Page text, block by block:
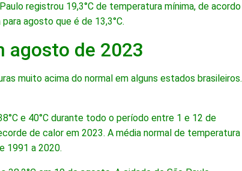
registrou 19,3°C de temperatura mínima, de acordo
agosto que é de 13,3°C.
agosto de 2023
muito acima do normal em alguns estados brasileiros.
e 40°C durante todo o período entre 1 e 12 de
de calor em 2023. A média normal de temperatura
1991 a 2020.